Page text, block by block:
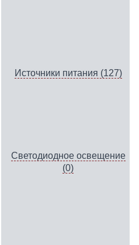
Источники питания (127)
Светодиодное освещение
(0)